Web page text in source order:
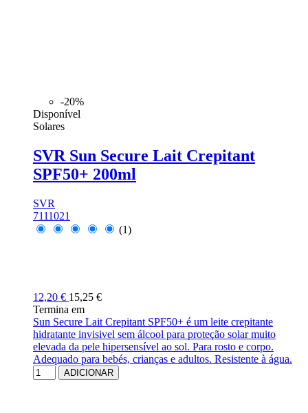
-20%
Disponível
Solares
SVR Sun Secure Lait Crepitant
SPF50+ 200ml
SVR
7111021
(1)
12,20 € 15,25 €
Termina em
Sun Secure Lait Crepitant SPF50+ é um leite crepitante
hidratante invisivel sem álcool para proteção solar muito
elevada da pele hipersensível ao sol. Para rosto e corpo.
Adequado para bebés, crianças e adultos. Resistente à água.
ADICIONAR